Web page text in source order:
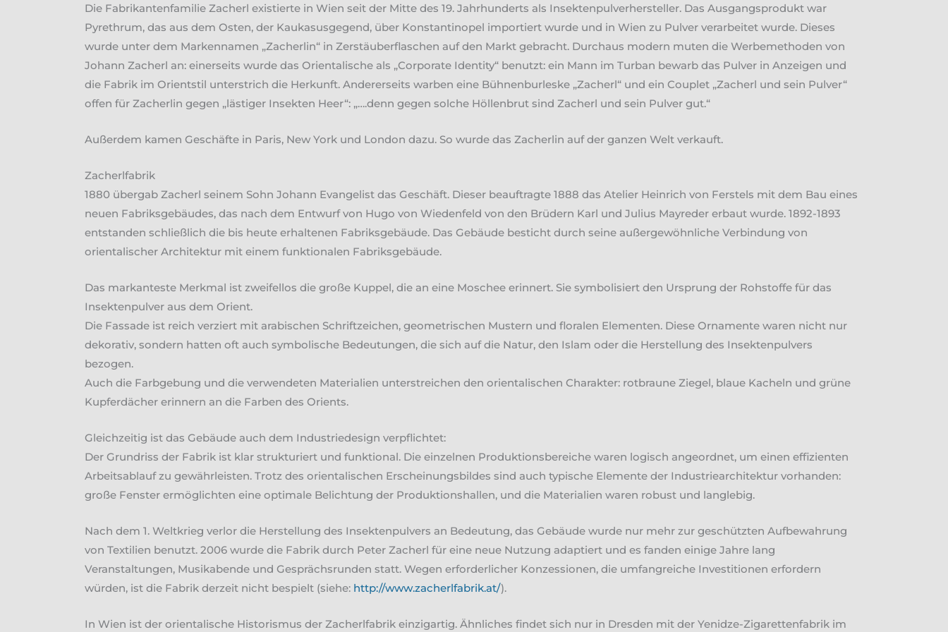
Die Fabrikantenfamilie Zacherl existierte in Wien seit der Mitte des 19. Jahrhunderts als Insektenpulverhersteller. Das Ausgangsprodukt war
Pyrethrum, das aus dem Osten, der Kaukasusgegend, über Konstantinopel importiert wurde und in Wien zu Pulver verarbeitet wurde. Dieses
wurde unter dem Markennamen „Zacherlin“ in Zerstäuberflaschen auf den Markt gebracht. Durchaus modern muten die Werbemethoden von
Johann Zacherl an: einerseits wurde das Orientalische als „Corporate Identity“ benutzt: ein Mann im Turban bewarb das Pulver in Anzeigen und
die Fabrik im Orientstil unterstrich die Herkunft. Andererseits warben eine Bühnenburleske „Zacherl“ und ein Couplet „Zacherl und sein Pulver“
offen für Zacherlin gegen „lästiger Insekten Heer“: „….denn gegen solche Höllenbrut sind Zacherl und sein Pulver gut.“
Außerdem kamen Geschäfte in Paris, New York und London dazu. So wurde das Zacherlin auf der ganzen Welt verkauft.
Zacherlfabrik
1880 übergab Zacherl seinem Sohn Johann Evangelist das Geschäft. Dieser beauftragte 1888 das Atelier Heinrich von Ferstels mit dem Bau eines
neuen Fabriksgebäudes, das nach dem Entwurf von Hugo von Wiedenfeld von den Brüdern Karl und Julius Mayreder erbaut wurde. 1892-1893
entstanden schließlich die bis heute erhaltenen Fabriksgebäude. Das Gebäude besticht durch seine außergewöhnliche Verbindung von
orientalischer Architektur mit einem funktionalen Fabriksgebäude.
Das markanteste Merkmal ist zweifellos die große Kuppel, die an eine Moschee erinnert. Sie symbolisiert den Ursprung der Rohstoffe für das
Insektenpulver aus dem Orient.
Die Fassade ist reich verziert mit arabischen Schriftzeichen, geometrischen Mustern und floralen Elementen. Diese Ornamente waren nicht nur
dekorativ, sondern hatten oft auch symbolische Bedeutungen, die sich auf die Natur, den Islam oder die Herstellung des Insektenpulvers
bezogen.
Auch die Farbgebung und die verwendeten Materialien unterstreichen den orientalischen Charakter: rotbraune Ziegel, blaue Kacheln und grüne
Kupferdächer erinnern an die Farben des Orients.
Gleichzeitig ist das Gebäude auch dem Industriedesign verpflichtet:
Der Grundriss der Fabrik ist klar strukturiert und funktional. Die einzelnen Produktionsbereiche waren logisch angeordnet, um einen effizienten
Arbeitsablauf zu gewährleisten. Trotz des orientalischen Erscheinungsbildes sind auch typische Elemente der Industriearchitektur vorhanden:
große Fenster ermöglichten eine optimale Belichtung der Produktionshallen, und die Materialien waren robust und langlebig.
Nach dem 1. Weltkrieg verlor die Herstellung des Insektenpulvers an Bedeutung, das Gebäude wurde nur mehr zur geschützten Aufbewahrung
von Textilien benutzt. 2006 wurde die Fabrik durch Peter Zacherl für eine neue Nutzung adaptiert und es fanden einige Jahre lang
Veranstaltungen, Musikabende und Gesprächsrunden statt. Wegen erforderlicher Konzessionen, die umfangreiche Investitionen erfordern
würden, ist die Fabrik derzeit nicht bespielt (siehe: http://www.zacherlfabrik.at/).
In Wien ist der orientalische Historismus der Zacherlfabrik einzigartig. Ähnliches findet sich nur in Dresden mit der Yenidze-Zigarettenfabrik im